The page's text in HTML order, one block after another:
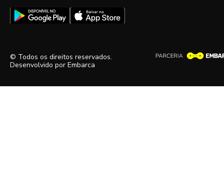
© Todos os direitos reservados.
Desenvolvido por Embarca